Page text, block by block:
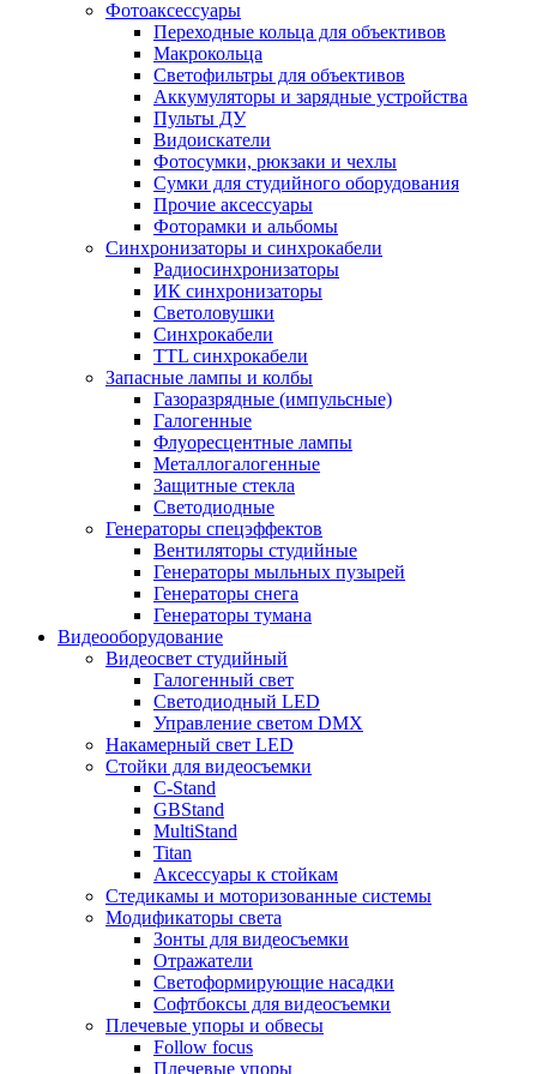
Фотоаксессуары
Переходные кольца для объективов
Макрокольца
Светофильтры для объективов
Аккумуляторы и зарядные устройства
Пульты ДУ
Видоискатели
Фотосумки, рюкзаки и чехлы
Сумки для студийного оборудования
Прочие аксессуары
Фоторамки и альбомы
Синхронизаторы и синхрокабели
Радиосинхронизаторы
ИК синхронизаторы
Светоловушки
Синхрокабели
TTL синхрокабели
Запасные лампы и колбы
Газоразрядные (импульсные)
Галогенные
Флуоресцентные лампы
Металлогалогенные
Защитные стекла
Светодиодные
Генераторы спецэффектов
Вентиляторы студийные
Генераторы мыльных пузырей
Генераторы снега
Генераторы тумана
Видеооборудование
Видеосвет студийный
Галогенный свет
Светодиодный LED
Управление светом DMX
Накамерный свет LED
Стойки для видеосъемки
C-Stand
GBStand
MultiStand
Titan
Аксессуары к стойкам
Стедикамы и моторизованные системы
Модификаторы света
Зонты для видеосъемки
Отражатели
Светоформирующие насадки
Софтбоксы для видеосъемки
Плечевые упоры и обвесы
Follow focus
Плечевые упоры